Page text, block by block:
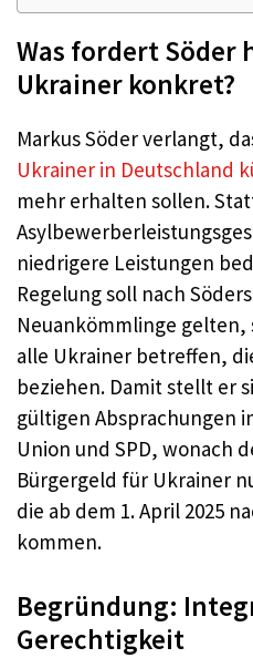
Was fordert Söder
Ukrainer konkret?
Markus Söder verlangt,
Ukrainer in Deutschland
mehr erhalten sollen.
niedrigere Leistungen
Regelung soll nach
Neuankömmlinge
alle Ukrainer betreffen,
beziehen. Damit stellt er
gültigen Absprachungen
Union und SPD, wonach
Bürgergeld für Ukrainer
die ab dem 1. April 2025
kommen.
Begründung:
Gerechtigkeit